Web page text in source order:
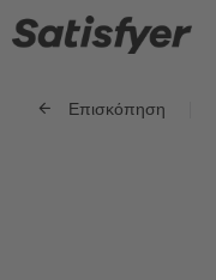
Επισκόπηση